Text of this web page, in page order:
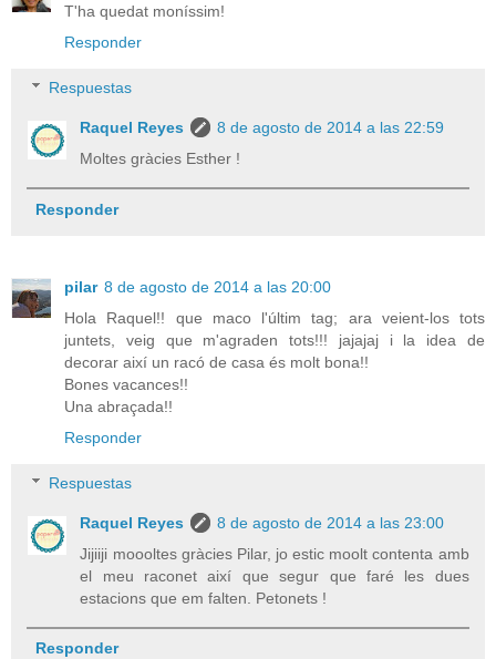
T'ha quedat moníssim!
Responder
Respuestas
Raquel Reyes
8 de agosto de 2014 a las 22:59
Moltes gràcies Esther !
Responder
pilar 8 de agosto de 2014 a las 20:00
Hola Raquel!! que maco l'últim tag; ara veient-los tots
juntets, veig que m'agraden tots!!! jajajaj i la idea de
decorar així un racó de casa és molt bona!!
Bones vacances!!
Una abraçada!!
Responder
Respuestas
Raquel Reyes
8 de agosto de 2014 a las 23:00
Jijiiji moooltes gràcies Pilar, jo estic moolt contenta amb
el meu raconet així que segur que faré les dues
estacions que em falten. Petonets !
Responder